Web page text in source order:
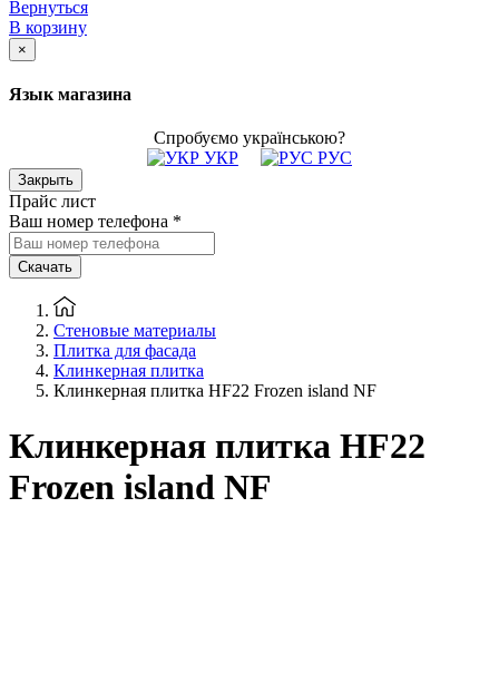
Вернуться
В корзину
×
Язык магазина
Спробуємо українською?
УКР
РУС
Закрыть
Прайс лист
Ваш номер телефона *
Скачать
Стеновые материалы
Плитка для фасада
Клинкерная плитка
Клинкерная плитка HF22 Frozen island NF
Клинкерная плитка HF22
Frozen island NF